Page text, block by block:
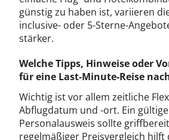
günstig zu haben ist, variieren
inclusive- oder 5-Sterne-
stärker.
Welche Tipps, Hinweise oder
für eine Last-Minute-Reise
Wichtig ist vor allem zeitliche
Abflugdatum und -ort. Ein
Personalausweis sollte
regelmäßiger Preisvergleich hilft